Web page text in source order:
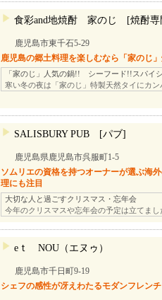
食彩and地焼酎 家のじ [焼酎専
鹿児島市東千石5-29
鹿児島の郷土料理を楽しむなら「家のじ
「家のじ」人気の鍋!! シーフード!!スパイ
寒い冬の夜は「家のじ」特製天然タイにカ
SALISBURY PUB [パブ]
鹿児島県鹿児島市呉服町1-5
ソムリエの資格を持つオーナーが選ぶ海
理にも注目
大切な人と過ごすクリスマス・忘年会
今年のクリスマスや忘年会の予定は立てま
eｔ NOU（エヌゥ）
鹿児島市千日町9-19
シェフの感性が冴えわたるモダンフレン